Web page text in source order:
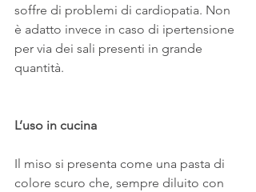
soffre di problemi di cardiopatia. Non
è adatto invece in caso di ipertensione
per via dei sali presenti in grande
quantità.
L’uso in cucina
Il miso si presenta come una pasta di
colore scuro che, sempre diluito con